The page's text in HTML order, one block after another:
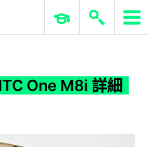
ERP 與商業 AI
One M8i 詳細